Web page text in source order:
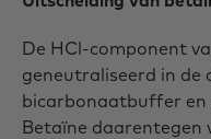
De HCl-component
geneutraliseerd in de
bicarbonaatbuffer en
Betaïne daarentegen